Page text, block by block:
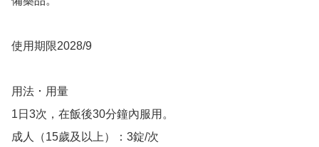
使用期限2028/9
用法 ･ 用量
1日3次，在飯後30分鐘內服用。
成人（15歲及以上）：3錠/次